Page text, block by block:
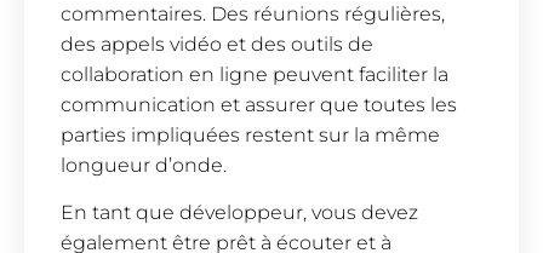
commentaires. Des réunions régulières,
des appels vidéo et des outils de
collaboration en ligne peuvent faciliter la
communication et assurer que toutes les
parties impliquées restent sur la même
longueur d’onde.
En tant que développeur, vous devez
également être prêt à écouter et à